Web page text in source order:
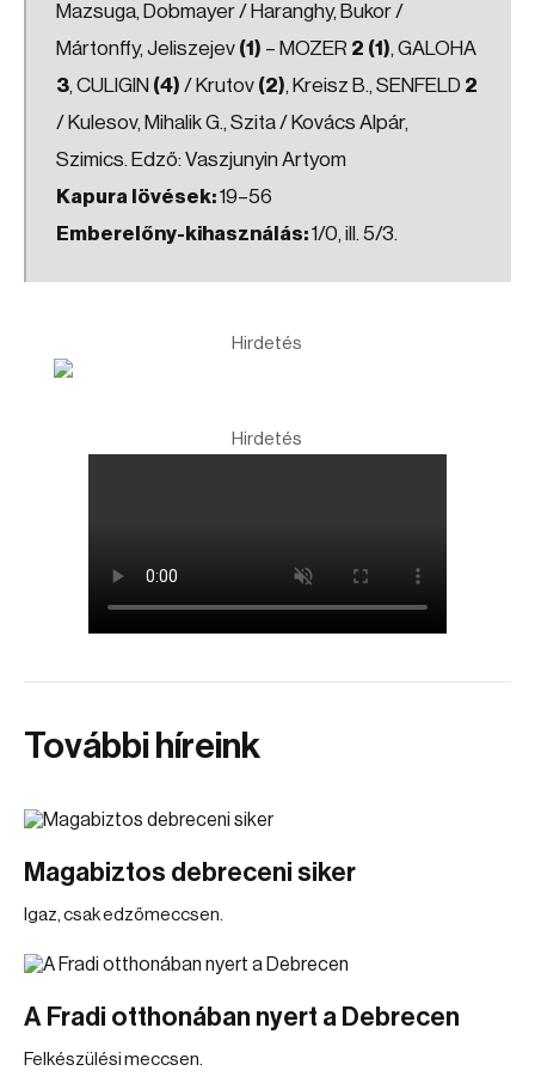
Mazsuga, Dobmayer / Haranghy, Bukor /
Mártonffy, Jeliszejev (1) – MOZER 2 (1), GALOHA
3, CULIGIN (4) / Krutov (2), Kreisz B., SENFELD 2
/ Kulesov, Mihalik G., Szita / Kovács Alpár,
Szimics. Edző: Vaszjunyin Artyom
Kapura lövések:19–56
Emberelőny-kihasználás:1/0, ill. 5/3.
Hirdetés
Hirdetés
További híreink
Magabiztos debreceni siker
Igaz, csak edzőmeccsen.
A Fradi otthonában nyert a Debrecen
Felkészülési meccsen.